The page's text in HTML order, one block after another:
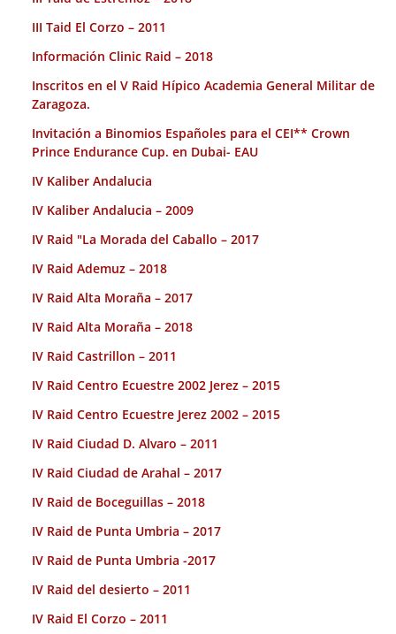
III Taid El Corzo – 2011
Información Clinic Raid – 2018
Inscritos en el V Raid Hípico Academia General Militar de
Zaragoza.
Invitación a Binomios Españoles para el CEI** Crown
Prince Endurance Cup. en Dubai- EAU
IV Kaliber Andalucia
IV Kaliber Andalucia – 2009
IV Raid "La Morada del Caballo – 2017
IV Raid Ademuz – 2018
IV Raid Alta Moraña – 2017
IV Raid Alta Moraña – 2018
IV Raid Castrillon – 2011
IV Raid Centro Ecuestre 2002 Jerez – 2015
IV Raid Centro Ecuestre Jerez 2002 – 2015
IV Raid Ciudad D. Alvaro – 2011
IV Raid Ciudad de Arahal – 2017
IV Raid de Boceguillas – 2018
IV Raid de Punta Umbria – 2017
IV Raid de Punta Umbria -2017
IV Raid del desierto – 2011
IV Raid El Corzo – 2011